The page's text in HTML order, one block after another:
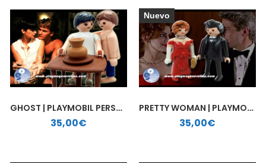
GHOST | PLAYMOBIL PERSONALIZADO
35,00€
Nuevo
PRETTY WOMAN | PLAYMOBIL PERSONALIZADO
35,00€